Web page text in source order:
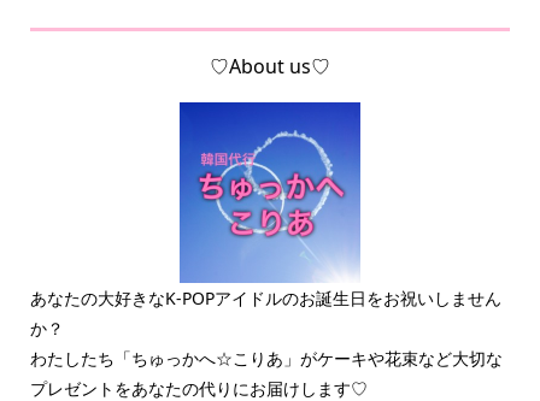
♡About us♡
あなたの大好きなK-POPアイドルのお誕生日をお祝いしません
か？
わたしたち「ちゅっかへ☆こりあ」がケーキや花束など大切な
プレゼントをあなたの代りにお届けします♡